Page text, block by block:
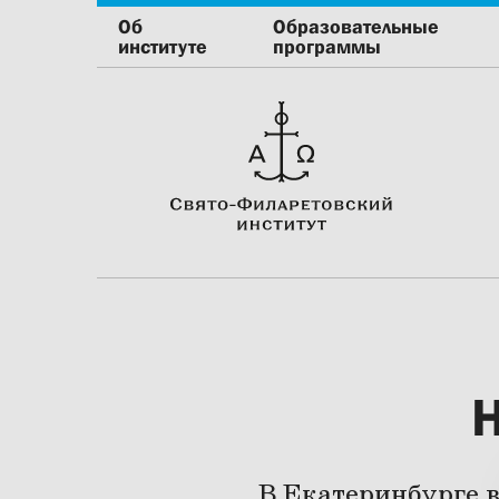
Об
институте
Образовательные
программы